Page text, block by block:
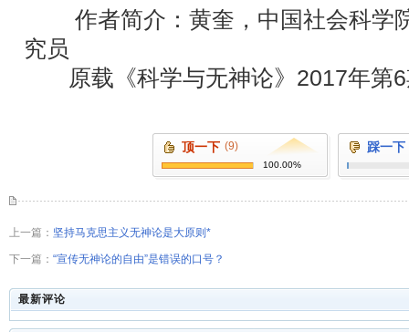
作者简介：黄奎，中国社会科学
究员
原载《科学与无神论》2017年第6
顶一下 (9)
100.00%
踩一下
上一篇： 坚持马克思主义无神论是大原则*
下一篇： “宣传无神论的自由”是错误的口号？
最新评论